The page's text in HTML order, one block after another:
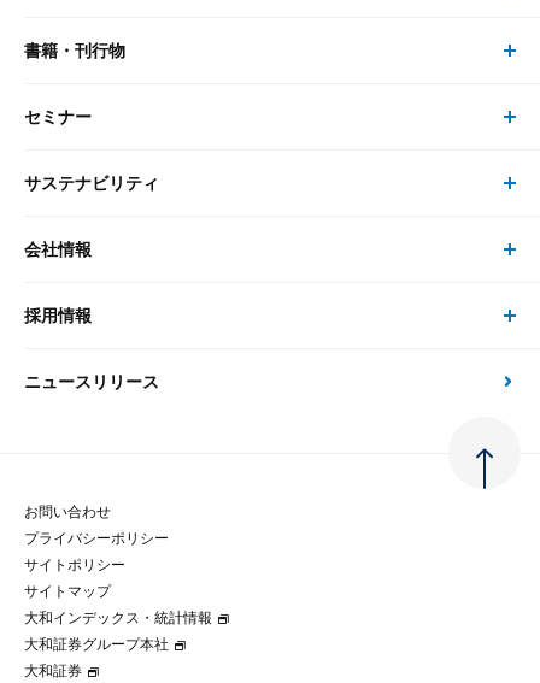
大和総研の強み
先端テクノロジーに基づく新たな価値の創出
最新のレポート・コラム
政策分析
金融経済教育等
研究員・コンサルタント トップ
研究員
書籍・刊行物
書籍・刊行物 トップ
書籍
セミナー
セミナー トップ
現在受付中のセミナー・イベント
サステナビリティ
サステナビリティの取り組み
次世代社会への貢献
マルチステークホルダー方針
パートナーシップ構築宣言
会社情報
会社情報 トップ
会社概要・役員一覧
大和総研の歩み
グループ会社
採用情報
採用情報 トップ
経験者採用
ニュースリリース
お問い合わせ
プライバシーポリシー
サイトポリシー
サイトマップ
大和インデックス・統計情報
大和証券グループ本社
大和証券